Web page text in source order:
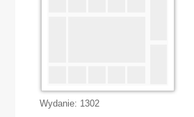
Wydanie: 1302